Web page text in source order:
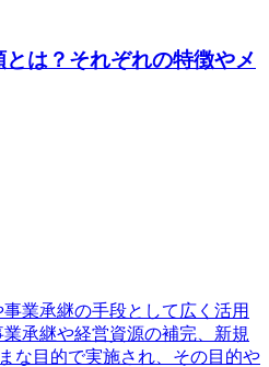
は？それぞれの特徴やメ
業承継の手段として広く活用
承継や経営資源の補完、新規
な目的で実施され、その目的や